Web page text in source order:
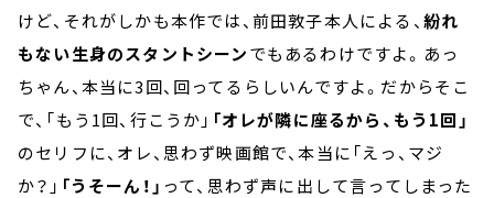
けど、それがしかも本作では、前田敦子本人による、 紛れ
もない生身のスタントシーンでもあるわけですよ。あっ
ちゃん、本当に3回、回ってるらしいんですよ。だからそこ
で、「もう1回、行こうか」 「オレが隣に座るから、もう1回」
のセリフに、オレ、思わず映画館で、本当に「えっ、マジ
か？」 「うそーん！」 って、思わず声に出して言ってしまった